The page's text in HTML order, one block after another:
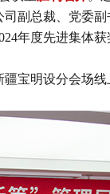
副总裁、党委副
年度先进集体
宝明设分会场线